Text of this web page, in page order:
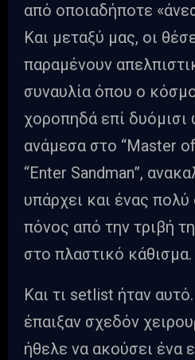
από οποιαδήποτε
Και μεταξύ μας, οι
παραμένουν
συναυλία όπου ο
χοροπηδά επί
ανάμεσα στο “Master
“Enter Sandman”,
υπάρχει και ένας
πόνος από την τριβή
στο πλαστικό κάθισμα.
Και τι setlist ήταν
έπαιξαν σχεδόν
ήθελε να ακούσει ένα